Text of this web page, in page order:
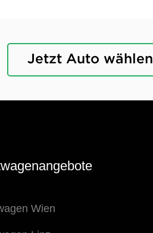
Jetzt Auto wählen
Wien